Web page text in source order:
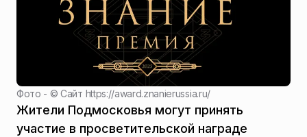
Фото - ©Сайт https://award.znanierussia.ru/
Жители Подмосковья могут принять
участие в просветительской награде